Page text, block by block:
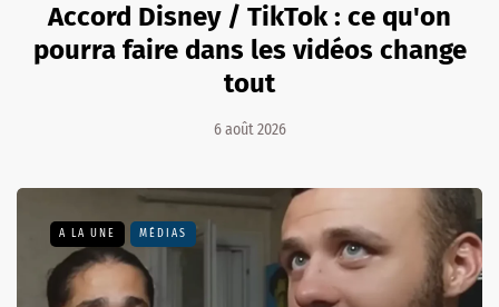
Accord Disney / TikTok : ce qu'on
pourra faire dans les vidéos change
tout
6 août 2026
A LA UNE MÉDIAS